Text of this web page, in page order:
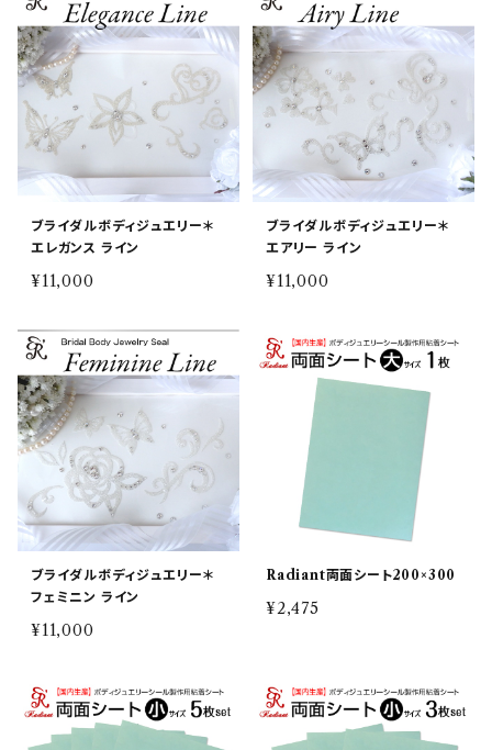
ブライダルボディジュエリー＊
エレガンス ライン
¥11,000
ブライダルボディジュエリー＊
エアリー ライン
¥11,000
ブライダルボディジュエリー＊
フェミニン ライン
¥11,000
Radiant両面シート200×300
¥2,475